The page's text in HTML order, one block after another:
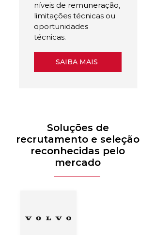
níveis de remuneração,
limitações técnicas ou
oportunidades
técnicas.
SAIBA MAIS
Soluções de
recrutamento e seleção
reconhecidas pelo
mercado